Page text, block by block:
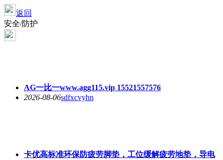
返回
安全/防护
AG一比一www.agg115.vip 15521557576
2026-08-06sdfxcvyhn
卡优高标准环保防疲劳脚垫，工位缓解疲劳地垫，导电